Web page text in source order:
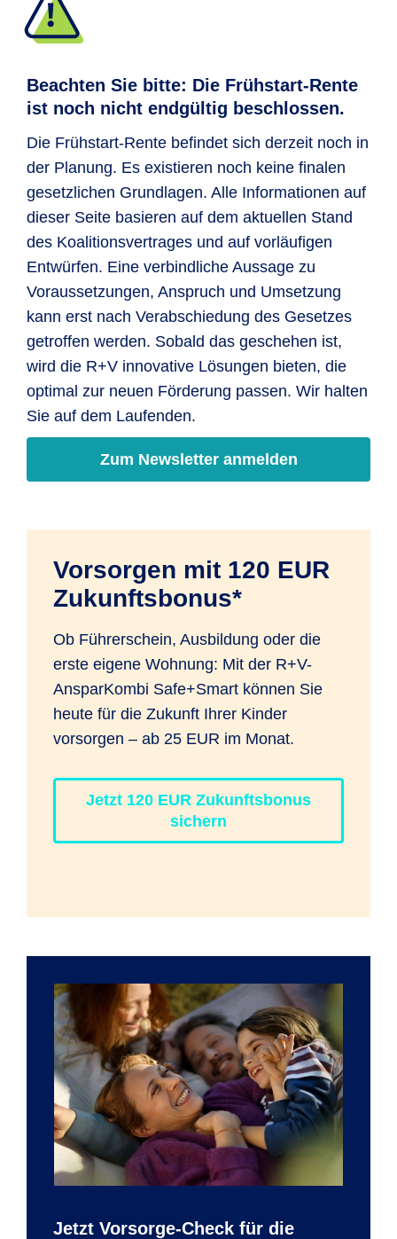
Nach dem 18. Lebensjahr können die
bespart werden, sodass ein zusätzlicher
individueller Vorsorgebaustein zur
gesetzlichen Rente entsteht. Das
angesparte Kapital istvor staatlichem
Zugriff geschütztundwird erst mit
Erreichen der Regelaltersgrenze
(derzeit 67 Jahre) ausgezahlt.Ein
vorzeitiger Zugriff soll nicht möglich sein.
Die Erträge aus dem Depot sollenbis
zum Renteneintritt steuerfreisein.
Altersvorsorgedepot eröffnen. Diese
Auffanglösung bedeutet, dass der nicht
Frühstart-Rente von monatlich 10 EUR
über die Bundesbank angelegt wird.
Wichtig: Zuzahlungen
oder die
Berücksichtigung individueller
Anlagepräferenzen sind dabei
nicht
möglich.
Eltern können sich in diesem Fall noch zu
einem späteren Zeitpunkt für die
Eröffnung eines individuellen Vertrags für
ihr Kind entscheiden. Der bis dahin in der
Auffanglösung angelegte Betrag wird
dann auf den individuellen Vertrag
übertragen.
Beachten Sie bitte: Die Frühstart-Rente
ist noch nicht endgültig beschlossen.
Die Frühstart-Rente befindet sich derzeit noch in
der Planung. Es existieren noch keine finalen
gesetzlichen Grundlagen. Alle Informationen auf
dieser Seite basieren auf dem aktuellen Stand
des Koalitionsvertrages und auf vorläufigen
Entwürfen. Eine verbindliche Aussage zu
Voraussetzungen, Anspruch und Umsetzung
kann erst nach Verabschiedung des Gesetzes
getroffen werden. Sobald das geschehen ist,
wird die R+V innovative Lösungen bieten, die
optimal zur neuen Förderung passen. Wir halten
Sie auf dem Laufenden.
Zum Newsletter anmelden
Vorsorgen mit 120 EUR
Zukunftsbonus*
Ob Führerschein, Ausbildung oder die
erste eigene Wohnung: Mit der R+V-
AnsparKombi Safe+Smart können Sie
heute für die Zukunft Ihrer Kinder
vorsorgen – ab 25 EUR im Monat.
Jetzt 120 EUR Zukunftsbonus
sichern
Jetzt Vorsorge-Check für die